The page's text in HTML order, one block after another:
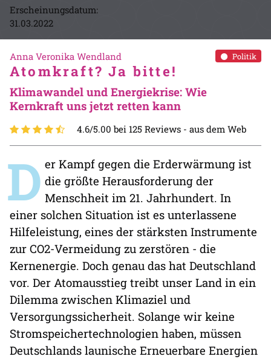
Erscheinungsdatum:
31.03.2022
Politik
Anna Veronika Wendland
Atomkraft? Ja bitte!
Klimawandel und Energiekrise: Wie
Kernkraft uns jetzt retten kann
4.6/5.00 bei 125 Reviews - aus dem Web
D er Kampf gegen die Erderwärmung ist
die größte Herausforderung der
Menschheit im 21. Jahrhundert. In
einer solchen Situation ist es unterlassene
Hilfeleistung, eines der stärksten Instrumente
zur CO2-Vermeidung zu zerstören - die
Kernenergie. Doch genau das hat Deutschland
vor. Der Atomausstieg treibt unser Land in ein
Dilemma zwischen Klimaziel und
Versorgungssicherheit. Solange wir keine
Stromspeichertechnologien haben, müssen
Deutschlands launische Erneuerbare Energien